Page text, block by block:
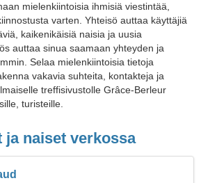
mielenkiintoisia ihmisiä viestintää,
varten. Yhteisö auttaa käyttäjiä
kaikenikäisiä naisia ja uusia
auttaa sinua saamaan yhteyden ja
Selaa mielenkiintoisia tietoja
vakavia suhteita, kontakteja ja
treffisivustolle Grâce-Berleur
turisteille.
ja naiset verkossa